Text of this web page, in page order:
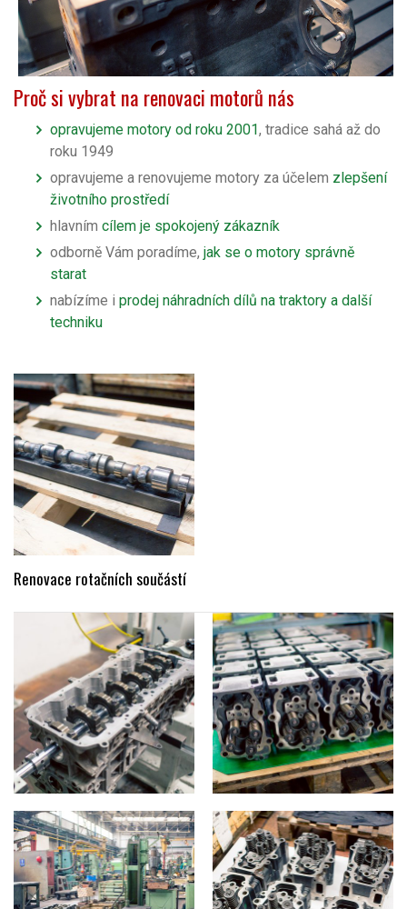
Proč si vybrat na renovaci motorů nás
opravujeme motory od roku 2001, tradice sahá až do
roku 1949
opravujeme a renovujeme motory za účelem zlepšení
životního prostředí
hlavním cílem je spokojený zákazník
odborně Vám poradíme, jak se o motory správně
starat
nabízíme i prodej náhradních dílů na traktory a další
techniku
Renovace rotačních součástí